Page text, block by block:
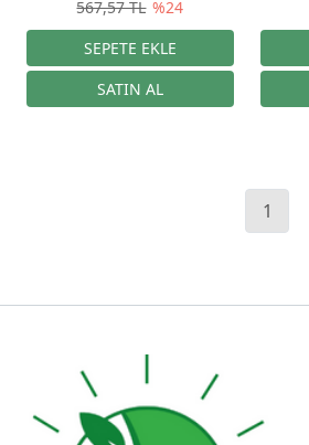
567,57 TL %24
1